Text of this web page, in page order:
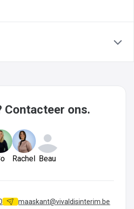
Contacteer ons.
Rachel Beau
maaskant@vivaldisinterim.be